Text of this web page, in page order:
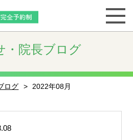
・院長ブログ
ログ 2022年08月